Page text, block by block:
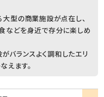
大型の商業施設が点在し、
などを身近で存分に楽しめ
バランスよく調和したエリ
えます。